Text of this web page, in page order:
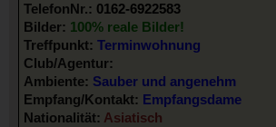
TelefonNr.: 0162-6922583
Bilder: 100% reale Bilder!
Treffpunkt: Terminwohnung
Club/Agentur:
Ambiente: Sauber und angenehm
Empfang/Kontakt: Empfangsdame
Nationalität: Asiatisch